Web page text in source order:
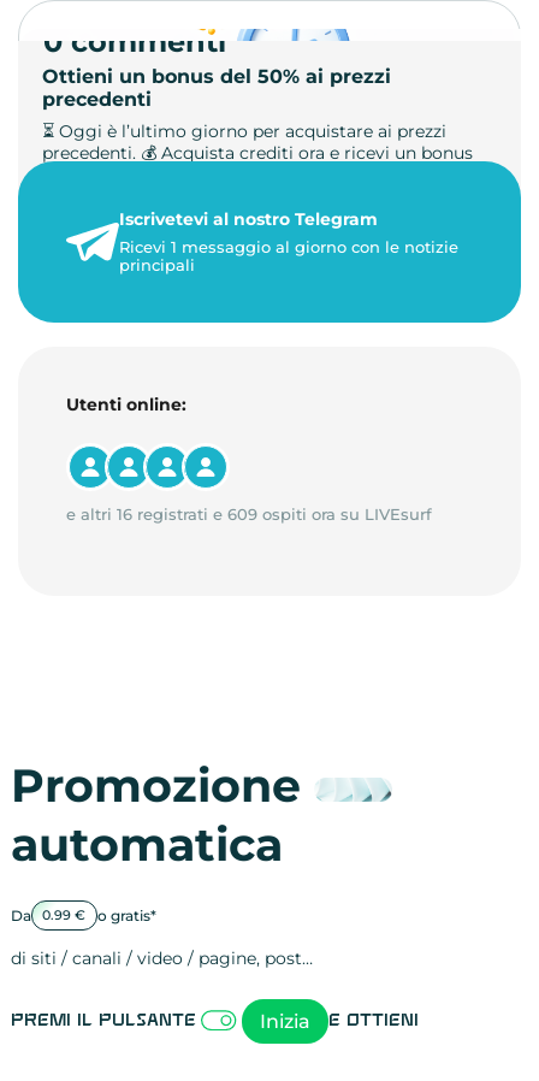
Ottieni un bonus del 50% ai prezzi
precedenti
⏳ Oggi è l’ultimo giorno per acquistare ai prezzi
precedenti. 💰 Acquista crediti ora e ricevi un bonus
23 maggio 2026
1 minuto di lettura
0 commenti
Iscrivetevi al nostro Telegram
Ricevi 1 messaggio al giorno con le notizie
principali
Utenti online:
e altri 16 registrati e 609 ospiti ora su LIVEsurf
Promozione
automatica
Da 0.99 € o gratis*
di siti / canali / video / pagine, post…
Premi il pulsante Inizia e ottieni